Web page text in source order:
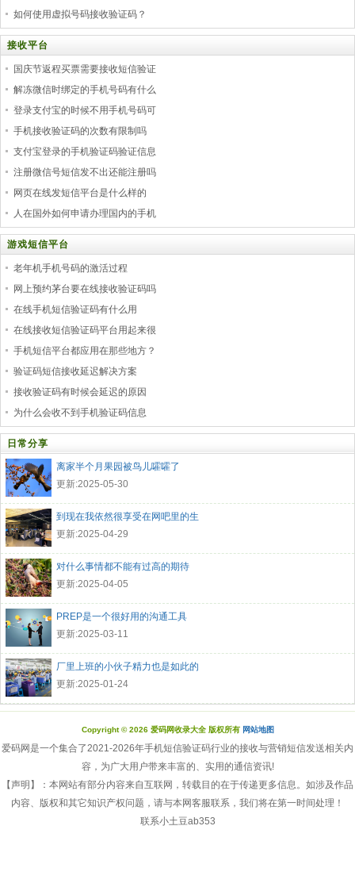
如何使用虚拟号码接收验证码？
接收平台
国庆节返程买票需要接收短信验证
解冻微信时绑定的手机号码有什么
登录支付宝的时候不用手机号码可
手机接收验证码的次数有限制吗
支付宝登录的手机验证码验证信息
注册微信号短信发不出还能注册吗
网页在线发短信平台是什么样的
人在国外如何申请办理国内的手机
游戏短信平台
老年机手机号码的激活过程
网上预约茅台要在线接收验证码吗
在线手机短信验证码有什么用
在线接收短信验证码平台用起来很
手机短信平台都应用在那些地方？
验证码短信接收延迟解决方案
接收验证码有时候会延迟的原因
为什么会收不到手机验证码信息
日常分享
离家半个月果园被鸟儿嚯嚯了
更新:2025-05-30
到现在我依然很享受在网吧里的生
更新:2025-04-29
对什么事情都不能有过高的期待
更新:2025-04-05
PREP是一个很好用的沟通工具
更新:2025-03-11
厂里上班的小伙子精力也是如此的
更新:2025-01-24
Copyright © 2026 爱码网收录大全 版权所有 网站地图
爱码网是一个集合了2021-2026年手机短信验证码行业的接收与营销短信发送相关内
容，为广大用户带来丰富的、实用的通信资讯!
【声明】：本网站有部分内容来自互联网，转载目的在于传递更多信息。如涉及作品
内容、版权和其它知识产权问题，请与本网客服联系，我们将在第一时间处理！
联系小土豆ab353